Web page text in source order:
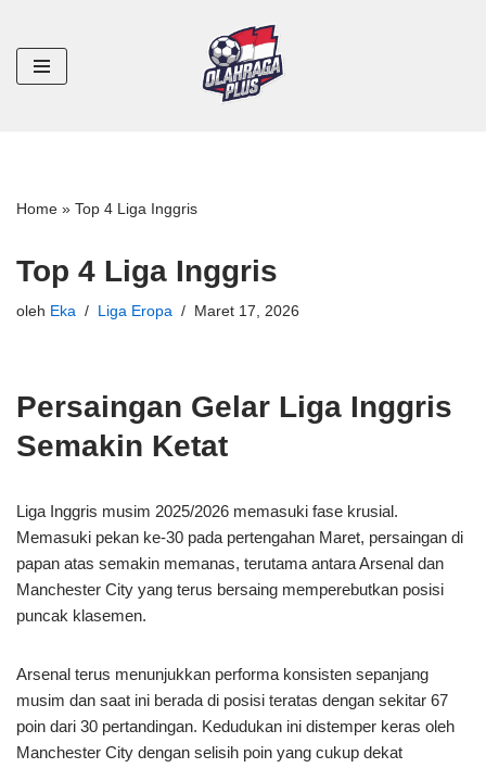
Lompat
ke
Home » Top 4 Liga Inggris
Top 4 Liga Inggris
oleh Eka Liga Eropa Maret 17, 2026
Persaingan Gelar Liga Inggris
Semakin Ketat
Liga Inggris musim 2025/2026 memasuki fase krusial.
Memasuki pekan ke-30 pada pertengahan Maret, persaingan di
papan atas semakin memanas, terutama antara Arsenal dan
Manchester City yang terus bersaing memperebutkan posisi
puncak klasemen.
Arsenal terus menunjukkan performa konsisten sepanjang
musim dan saat ini berada di posisi teratas dengan sekitar 67
poin dari 30 pertandingan. Kedudukan ini distemper keras oleh
Manchester City dengan selisih poin yang cukup dekat